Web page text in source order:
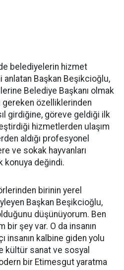
belediyelerin hizmet
anlatan Başkan Beşikcioğlu,
Belediye Başkanı olmak
gereken özelliklerinden
girdiğine, göreve geldiği ilk
hizmetlerden ulaşım
aldığı profesyonel
ve sokak hayvanları
konuya değindi.
birinin yerel
Başkan Beşikcioğlu,
düşünüyorum. Ben
bir şey var. O da insanın
insanın kalbine giden yolu
kültür sanat ve sosyal
bir Etimesgut yaratma